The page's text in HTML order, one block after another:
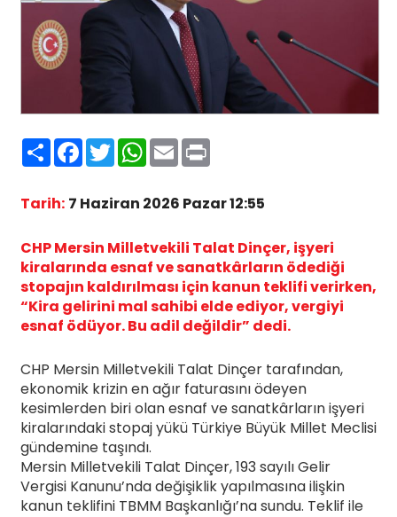
PaylaşFacebook
TwitterWhatsApp
EmailPrint
Tarih: 7 Haziran 2026 Pazar 12:55
CHP Mersin Milletvekili Talat Dinçer, işyeri
kiralarında esnaf ve sanatkârların ödediği
stopajın kaldırılması için kanun teklifi verirken,
“Kira gelirini mal sahibi elde ediyor, vergiyi
esnaf ödüyor. Bu adil değildir” dedi.
CHP Mersin Milletvekili Talat Dinçer tarafından,
ekonomik krizin en ağır faturasını ödeyen
kesimlerden biri olan esnaf ve sanatkârların işyeri
kiralarındaki stopaj yükü Türkiye Büyük Millet Meclisi
gündemine taşındı.
Mersin Milletvekili Talat Dinçer, 193 sayılı Gelir
Vergisi Kanunu’nda değişiklik yapılmasına ilişkin
kanun teklifini TBMM Başkanlığı’na sundu. Teklif ile